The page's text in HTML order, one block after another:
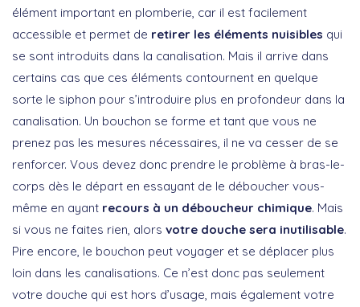
élément important en plomberie, car il est facilement
accessible et permet de retirer les éléments nuisibles qui
se sont introduits dans la canalisation. Mais il arrive dans
certains cas que ces éléments contournent en quelque
sorte le siphon pour s’introduire plus en profondeur dans la
canalisation. Un bouchon se forme et tant que vous ne
prenez pas les mesures nécessaires, il ne va cesser de se
renforcer. Vous devez donc prendre le problème à bras-le-
corps dès le départ en essayant de le déboucher vous-
même en ayant recours à un déboucheur chimique. Mais
si vous ne faites rien, alors votre douche sera inutilisable.
Pire encore, le bouchon peut voyager et se déplacer plus
loin dans les canalisations. Ce n’est donc pas seulement
votre douche qui est hors d’usage, mais également votre